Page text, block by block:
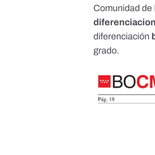
Comunidad de
diferenciación
grado.